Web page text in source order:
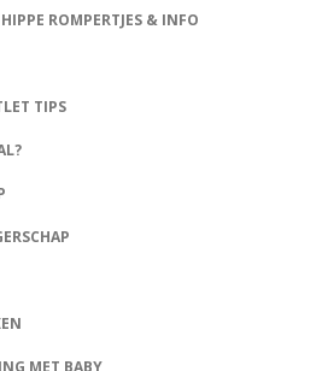
ROMPERTJES & INFO
TIPS
MET BABY